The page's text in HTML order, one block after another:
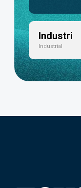
Industri
Industrial